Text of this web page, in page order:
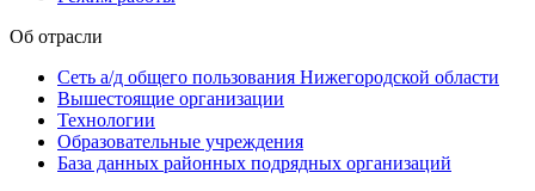
Об отрасли
Сеть а/д общего пользования Нижегородской области
Вышестоящие организации
Технологии
Образовательные учреждения
База данных районных подрядных организаций